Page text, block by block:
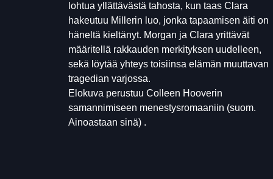
lohtua yllättävästä tahosta, kun taas Clara
hakeutuu Millerin luo, jonka tapaamisen äiti on
häneltä kieltänyt. Morgan ja Clara yrittävät
määritellä rakkauden merkityksen uudelleen,
sekä löytää yhteys toisiinsa elämän muuttavan
tragedian varjossa.
Elokuva perustuu Colleen Hooverin
samannimiseen menestysromaaniin (suom.
Ainoastaan sinä) .